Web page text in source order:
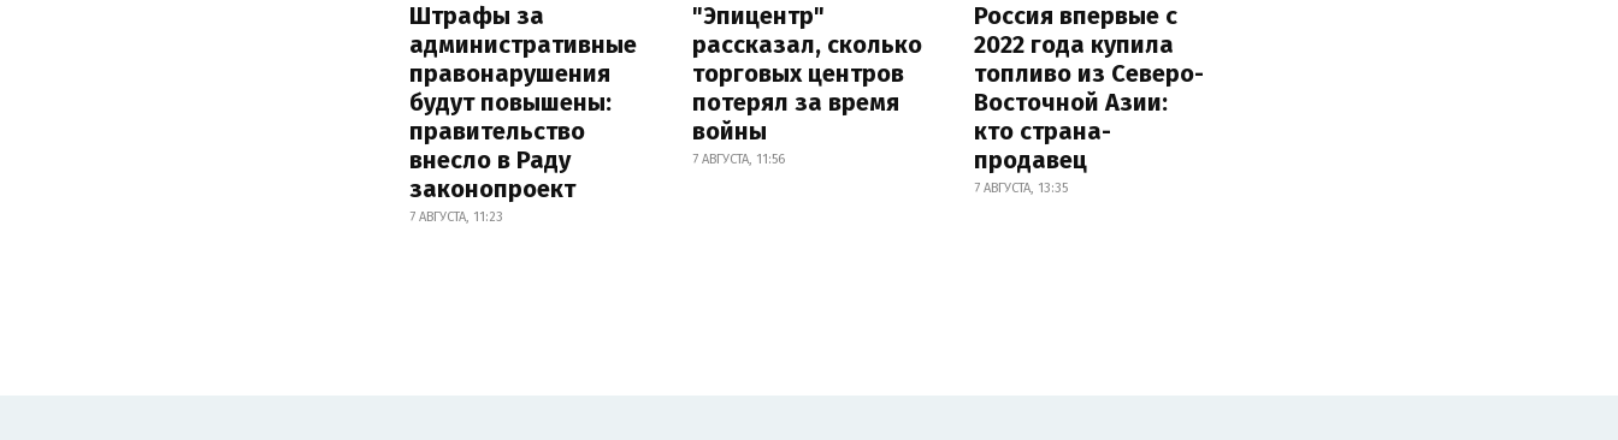
Штрафы за
административные
правонарушения
будут повышены:
правительство
внесло в Раду
законопроект
7 АВГУСТА, 11:23
"Эпицентр"
рассказал, сколько
торговых центров
потерял за время
войны
7 АВГУСТА, 11:56
Россия впервые с
2022 года купила
топливо из Северо-
Восточной Азии:
кто страна-
продавец
7 АВГУСТА, 13:35